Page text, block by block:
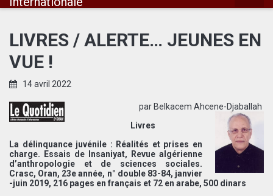
LIVRES / ALERTE… JEUNES EN
VUE !
14 avril 2022
par Belkacem Ahcene-Djaballah
Livres
La délinquance juvénile : Réalités et prises en
charge. Essais de Insaniyat, Revue algérienne
d’anthropologie et de sciences sociales.
Crasc, Oran, 23e année, n° double 83-84, janvier
-juin 2019, 216 pages en français et 72 en arabe, 500 dinars